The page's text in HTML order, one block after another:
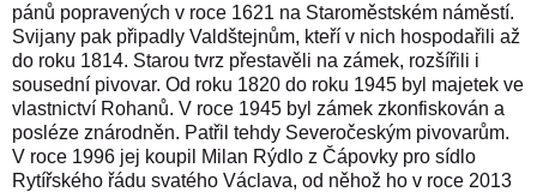
pánů popravených v roce 1621 na Staroměstském náměstí.
Svijany pak připadly Valdštejnům, kteří v nich hospodařili až
do roku 1814. Starou tvrz přestavěli na zámek, rozšířili i
sousední pivovar. Od roku 1820 do roku 1945 byl majetek ve
vlastnictví Rohanů. V roce 1945 byl zámek zkonfiskován a
posléze znárodněn. Patřil tehdy Severočeským pivovarům.
V roce 1996 jej koupil Milan Rýdlo z Čápovky pro sídlo
Rytířského řádu svatého Václava, od něhož ho v roce 2013